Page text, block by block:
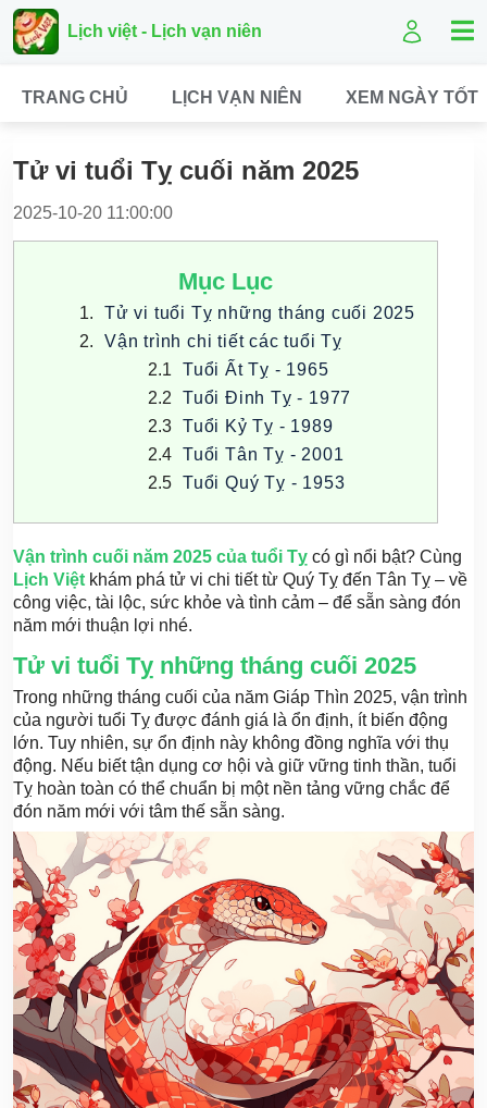
Lịch việt - Lịch vạn niên
TRANG CHỦ LỊCH VẠN NIÊN XEM NGÀY TỐT
Tử vi tuổi Tỵ cuối năm 2025
2025-10-20 11:00:00
Mục Lục
Tử vi tuổi Tỵ những tháng cuối 2025
Vận trình chi tiết các tuổi Tỵ
Tuổi Ất Tỵ - 1965
Tuổi Đinh Tỵ - 1977
Tuổi Kỷ Tỵ - 1989
Tuổi Tân Tỵ - 2001
Tuổi Quý Tỵ - 1953
Vận trình cuối năm 2025 của tuổi Tỵ có gì nổi bật? Cùng
Lịch Việt khám phá tử vi chi tiết từ Quý Tỵ đến Tân Tỵ – về
công việc, tài lộc, sức khỏe và tình cảm – để sẵn sàng đón
năm mới thuận lợi nhé.
Tử vi tuổi Tỵ những tháng cuối 2025
Trong những tháng cuối của năm Giáp Thìn 2025, vận trình
của người tuổi Tỵ được đánh giá là ổn định, ít biến động
lớn. Tuy nhiên, sự ổn định này không đồng nghĩa với thụ
động. Nếu biết tận dụng cơ hội và giữ vững tinh thần, tuổi
Tỵ hoàn toàn có thể chuẩn bị một nền tảng vững chắc để
đón năm mới với tâm thế sẵn sàng.